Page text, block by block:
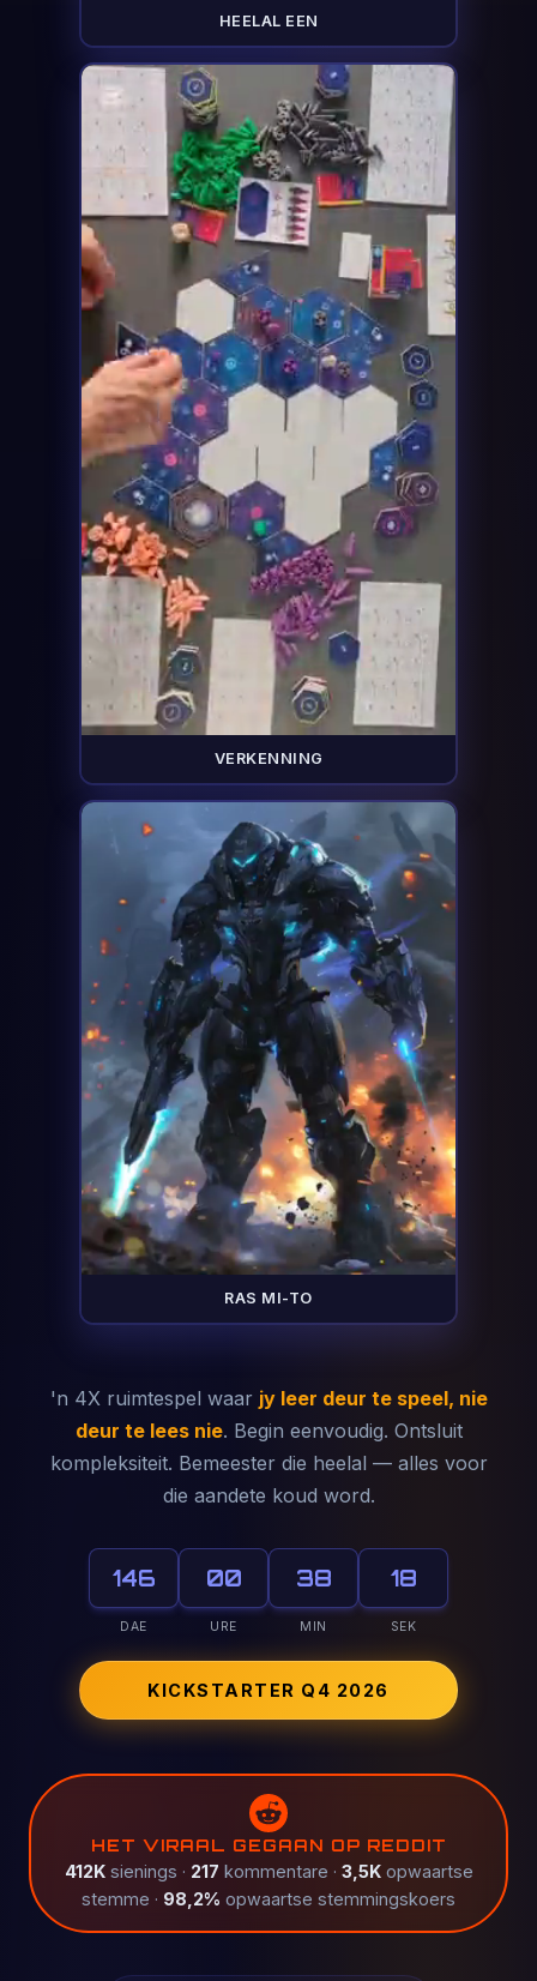
HEELAL EEN
VERKENNING
RAS MI-TO
'n 4X ruimtespel waar jy leer deur te speel, nie
deur te lees nie. Begin eenvoudig. Ontsluit
kompleksiteit. Bemeester die heelal — alles voor
die aandete koud word.
146
DAE
00
URE
38
MIN
15
SEK
KICKSTARTER Q4 2026
HET VIRAAL GEGAAN OP REDDIT
412Ksienings · 217 kommentare · 3,5Kopwaartse
stemme · 98,2% opwaartse stemmingskoers